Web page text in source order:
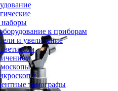
наборы
к приборам
и увеличение
томографы